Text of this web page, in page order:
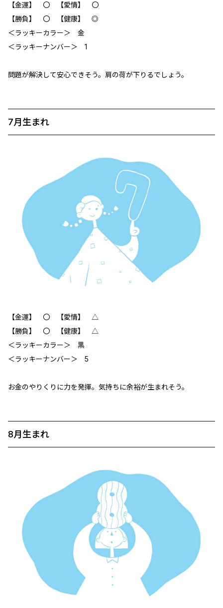
【金運】 〇 【愛情】 〇
【勝負】 〇 【健康】 ◎
＜ラッキーカラー＞ 金
＜ラッキーナンバー＞ 1
問題が解決して安心できそう。肩の荷が下りるでしょう。
7月生まれ
【金運】 〇 【愛情】 △
【勝負】 〇 【健康】 △
＜ラッキーカラー＞ 黒
＜ラッキーナンバー＞ 5
お金のやりくりに力を発揮。気持ちに余裕が生まれそう。
8月生まれ